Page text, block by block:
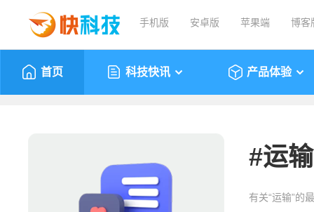
手机版 安卓版 苹果端 博客
首页 科技快讯 产品体验
#运输
有关“运输”的